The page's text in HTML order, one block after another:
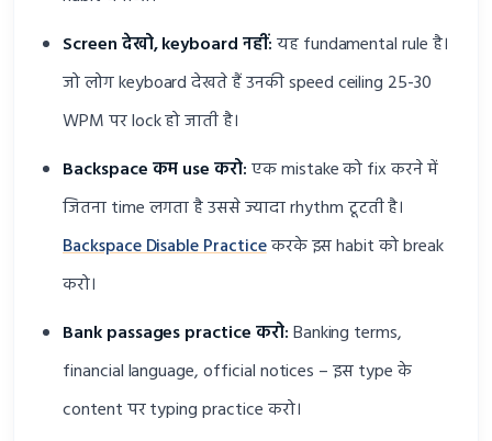
Screen देखो, keyboard नहीं:यह fundamental rule है।
जो लोग keyboard देखते हैं उनकी speed ceiling 25-30
WPM पर lock हो जाती है।
Backspace कम use करो:एक mistake को fix करने में
जितना time लगता है उससे ज्यादा rhythm टूटती है।
Backspace Disable Practiceकरके इस habit को break
करो।
Bank passages practice करो:Banking terms,
financial language, official notices – इस type के
content पर typing practice करो।